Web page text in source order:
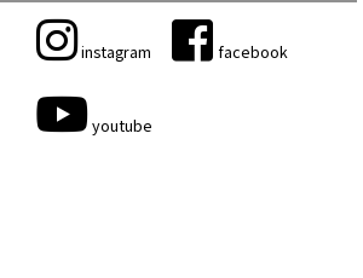
instagram facebook
youtube